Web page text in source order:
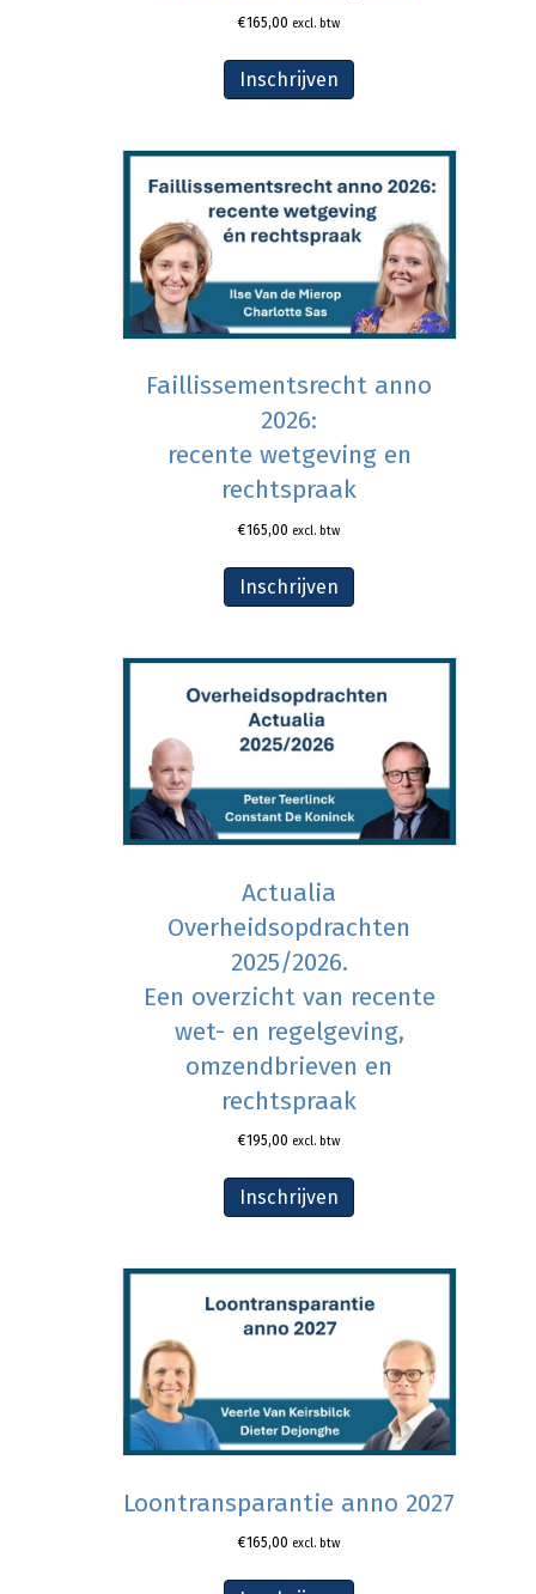
€165,00 excl. btw
Inschrijven
Faillissementsrecht anno
2026:
recente wetgeving en
rechtspraak
€165,00 excl. btw
Inschrijven
Actualia
Overheidsopdrachten
2025/2026.
Een overzicht van recente
wet- en regelgeving,
omzendbrieven en
rechtspraak
€195,00 excl. btw
Inschrijven
Loontransparantie anno 2027
€165,00 excl. btw